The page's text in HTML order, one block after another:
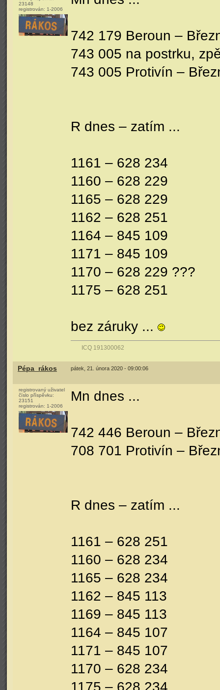
23148
registrován: 1-2006
742 179 Beroun –
743 005 na postrku,
743 005 Protivín –
R dnes – zatím ...
1161 – 628 234
1160 – 628 229
1165 – 628 229
1162 – 628 251
1164 – 845 109
1171 – 845 109
1170 – 628 229 ???
1175 – 628 251
bez záruky ...
ICQ 191300062
Pépa_rákos pátek, 21. února 2020 - 09:00:06
registrovaný uživatel
číslo příspěvku:
23151
registrován: 1-2006
Mn dnes ...
742 446 Beroun –
708 701 Protivín –
R dnes – zatím ...
1161 – 628 251
1160 – 628 234
1165 – 628 234
1162 – 845 113
1169 – 845 113
1164 – 845 107
1171 – 845 107
1170 – 628 234
1175 – 628 234